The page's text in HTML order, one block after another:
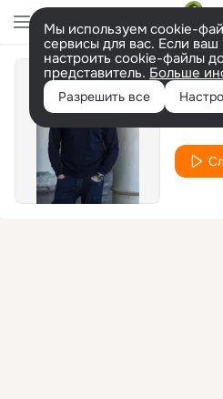
Мы используем cookie-
сервисы для вас. Если ваш
настроить cookie-файлы
представитель. Больше
Разрешить все